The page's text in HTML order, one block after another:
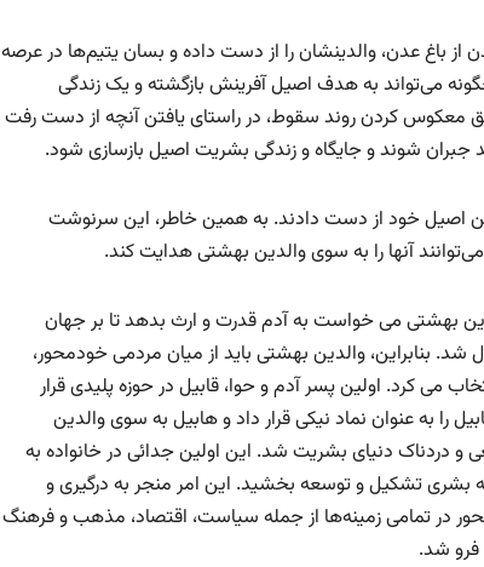
باغ عدن، والدینشان را از دست داده و بسان یتیم‌ها در عرصه
می‌تواند به هدف اصیل آفرینش بازگشته و یک زندگی
معکوس کردن روند سقوط، در راستای یافتن آنچه از دست رفت
شوند و جایگاه و زندگی بشریت اصیل بازسازی شود.
اصیل خود از دست دادند. به همین خاطر، این سرنوشت
آنها را به سوی والدین بهشتی هدایت کند.
بهشتی می خواست به آدم قدرت و ارث بدهد تا بر جهان
بنابراین، والدین بهشتی باید از میان مردمی خودمحور،
می کرد. اولین پسر آدم و حوا، قابیل در حوزه پلیدی قرار
به عنوان نماد نیکی قرار داد و هابیل به سوی والدین
دردناک دنیای بشریت شد. این اولین جدائی در خانواده به
تشکیل و توسعه بخشید. این امر منجر به درگیری و
در تمامی زمینه‌ها از جمله سیاست، اقتصاد، مذهب و فرهنگ
فرو شد.